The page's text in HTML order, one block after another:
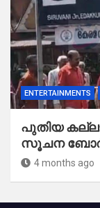
ENTERTAINMENTS
പുതിയ
സൂചന ബോർഡ്
4 months ago